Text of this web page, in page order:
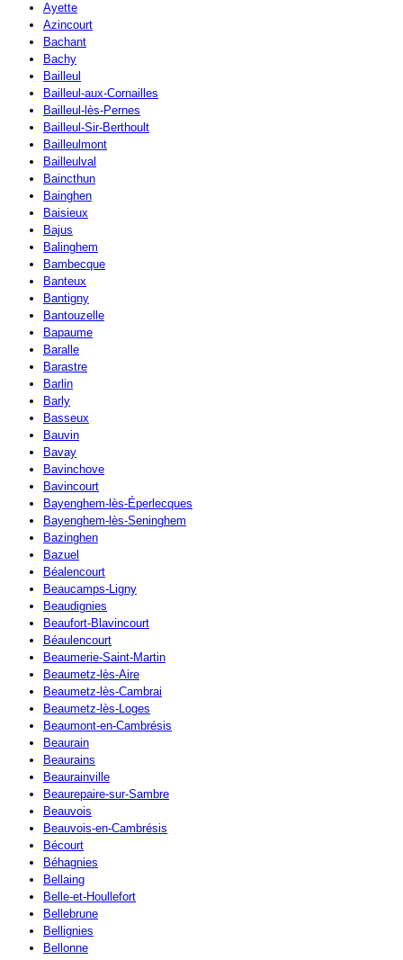
Ayette
Azincourt
Bachant
Bachy
Bailleul
Bailleul-aux-Cornailles
Bailleul-lès-Pernes
Bailleul-Sir-Berthoult
Bailleulmont
Bailleulval
Baincthun
Bainghen
Baisieux
Bajus
Balinghem
Bambecque
Banteux
Bantigny
Bantouzelle
Bapaume
Baralle
Barastre
Barlin
Barly
Basseux
Bauvin
Bavay
Bavinchove
Bavincourt
Bayenghem-lès-Éperlecques
Bayenghem-lès-Seninghem
Bazinghen
Bazuel
Béalencourt
Beaucamps-Ligny
Beaudignies
Beaufort-Blavincourt
Béaulencourt
Beaumerie-Saint-Martin
Beaumetz-lès-Aire
Beaumetz-lès-Cambrai
Beaumetz-lès-Loges
Beaumont-en-Cambrésis
Beaurain
Beaurains
Beaurainville
Beaurepaire-sur-Sambre
Beauvois
Beauvois-en-Cambrésis
Bécourt
Béhagnies
Bellaing
Belle-et-Houllefort
Bellebrune
Bellignies
Bellonne